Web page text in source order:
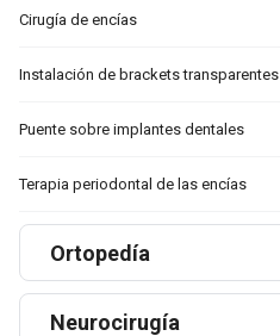
Cirugía de encías
Instalación de brackets transparentes
Puente sobre implantes dentales
Terapia periodontal de las encías
Ortopedía
Neurocirugía